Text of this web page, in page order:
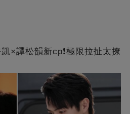
凱×譚松韻新cp❗️極限拉扯太撩